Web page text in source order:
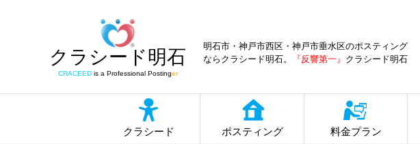
クラシード明石
CRACEEDis a Professional Postinger
明石市・神戸市西区・神戸市垂水区のポスティング
ならクラシード明石。
『反響第一』 クラシード明石
クラシード ポスティング 料金プラン